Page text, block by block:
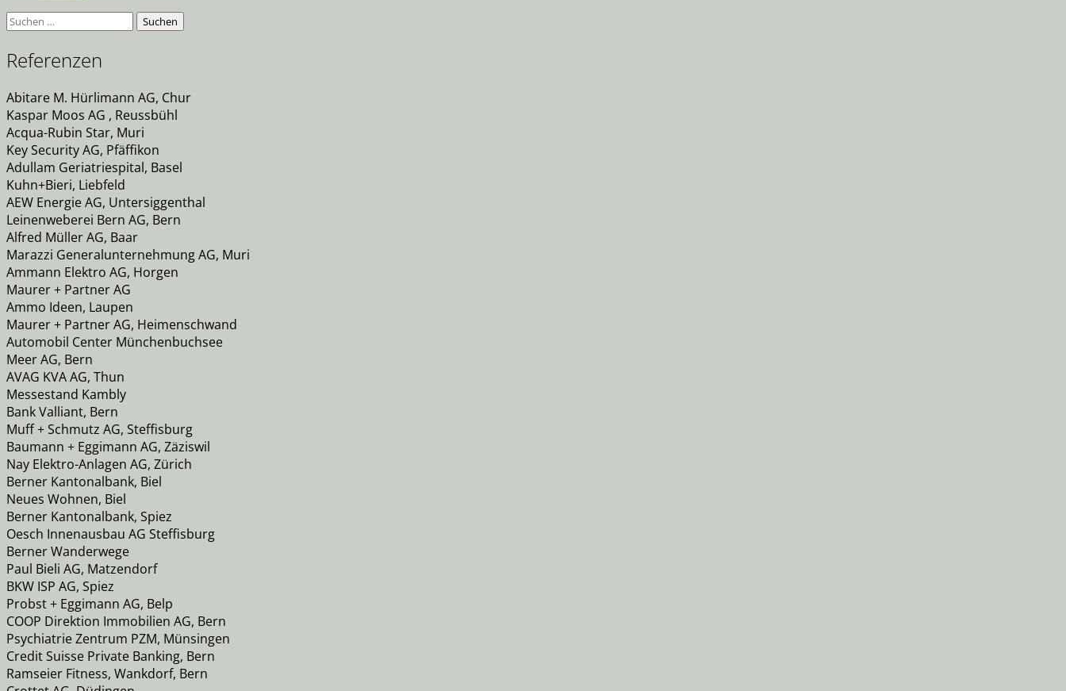
Suche
Referenzen
Abitare M. Hürlimann AG, Chur
Kaspar Moos AG , Reussbühl
Acqua-Rubin Star, Muri
Key Security AG, Pfäffikon
Adullam Geriatriespital, Basel
Kuhn+Bieri, Liebfeld
AEW Energie AG, Untersiggenthal
Leinenweberei Bern AG, Bern
Alfred Müller AG, Baar
Marazzi Generalunternehmung AG, Muri
Ammann Elektro AG, Horgen
Maurer + Partner AG
Ammo Ideen, Laupen
Maurer + Partner AG, Heimenschwand
Automobil Center Münchenbuchsee
Meer AG, Bern
AVAG KVA AG, Thun
Messestand Kambly
Bank Valliant, Bern
Muff + Schmutz AG, Steffisburg
Baumann + Eggimann AG, Zäziswil
Nay Elektro-Anlagen AG, Zürich
Berner Kantonalbank, Biel
Neues Wohnen, Biel
Berner Kantonalbank, Spiez
Oesch Innenausbau AG Steffisburg
Berner Wanderwege
Paul Bieli AG, Matzendorf
BKW ISP AG, Spiez
Probst + Eggimann AG, Belp
COOP Direktion Immobilien AG, Bern
Psychiatrie Zentrum PZM, Münsingen
Credit Suisse Private Banking, Bern
Ramseier Fitness, Wankdorf, Bern